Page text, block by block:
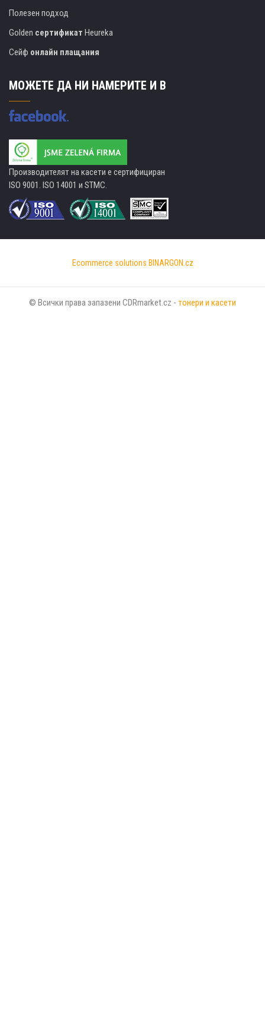
Полезен подход
Golden сертификат Heureka
Сейф онлайн плащания
МОЖЕТЕ ДА НИ НАМЕРИТЕ И В
Производителят на касети е сертифициран
ISO 9001. ISO 14001 и STMC.
Ecommerce solutions BINARGON.cz
© Всички права запазени CDRmarket.cz - тонери и касети